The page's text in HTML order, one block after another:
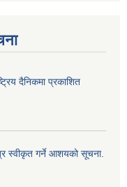
दैनिकमा प्रकाशित
स्वीकृत गर्ने आशयको सूचना.